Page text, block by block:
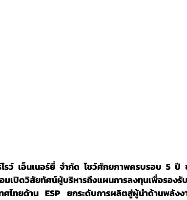
มเปิดวิสัยทัศน์ผู้บริหารถึงแผนการลงทุนเพื่อรอ
ศไทยด้าน ESP ยกระดับการผลิตสู่ผู้นำด้านพลัง